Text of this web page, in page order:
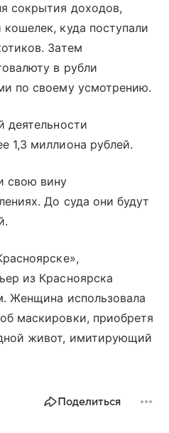
сокрытия доходов,
куда поступали
Затем
в рубли
по своему усмотрению.
деятельности
1,3 миллиона рублей.
свою вину
До суда они будут
из Красноярска
Женщина использовала
маскировки, приобретя
живот, имитирующий
Поделиться